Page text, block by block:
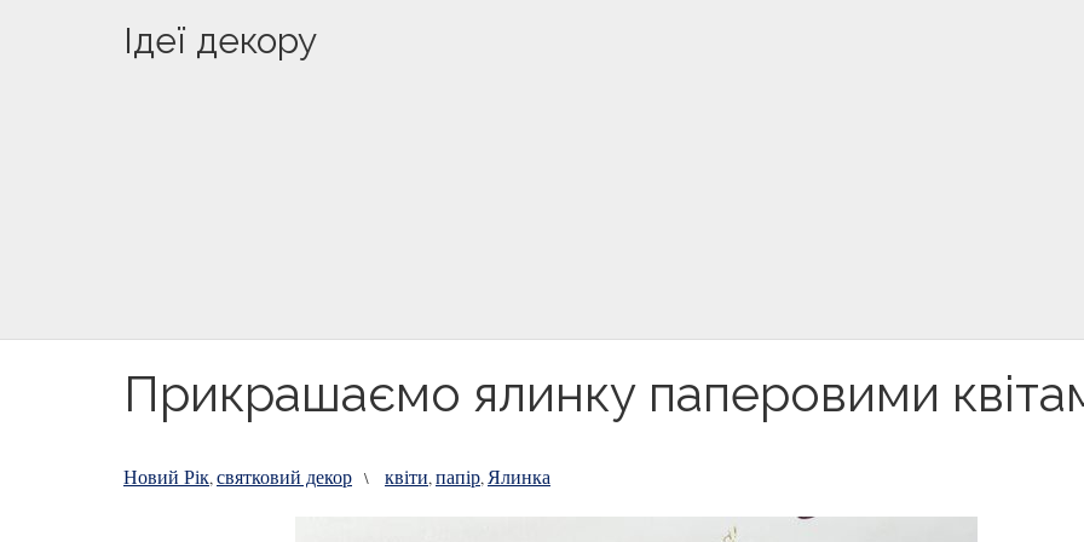
Ідеї декору
Прикрашаємо ялинку паперовими
Новий Рік,святковий декор \ квіти,папір, Ялинка